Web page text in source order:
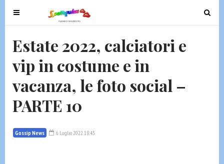
T
o
g
e
n
g
T
o
Estate 2022, calciatori e
vip in costume e in
vacanza, le foto social –
PARTE 10
Gossip News 6 Luglio 2022 18:43